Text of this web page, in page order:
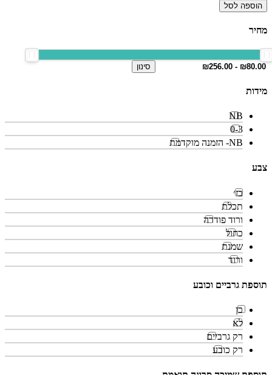
הוספה לסל
מחיר
סינון
מידות
NB
0-3
NB- הזמנה מוקדמת
צבע
בז׳
תכלת
ורוד פודרה
כחול
שמנת
ורוד
תוספת גרביים וכובע
כן
לא
רק גרביים
רק כובע